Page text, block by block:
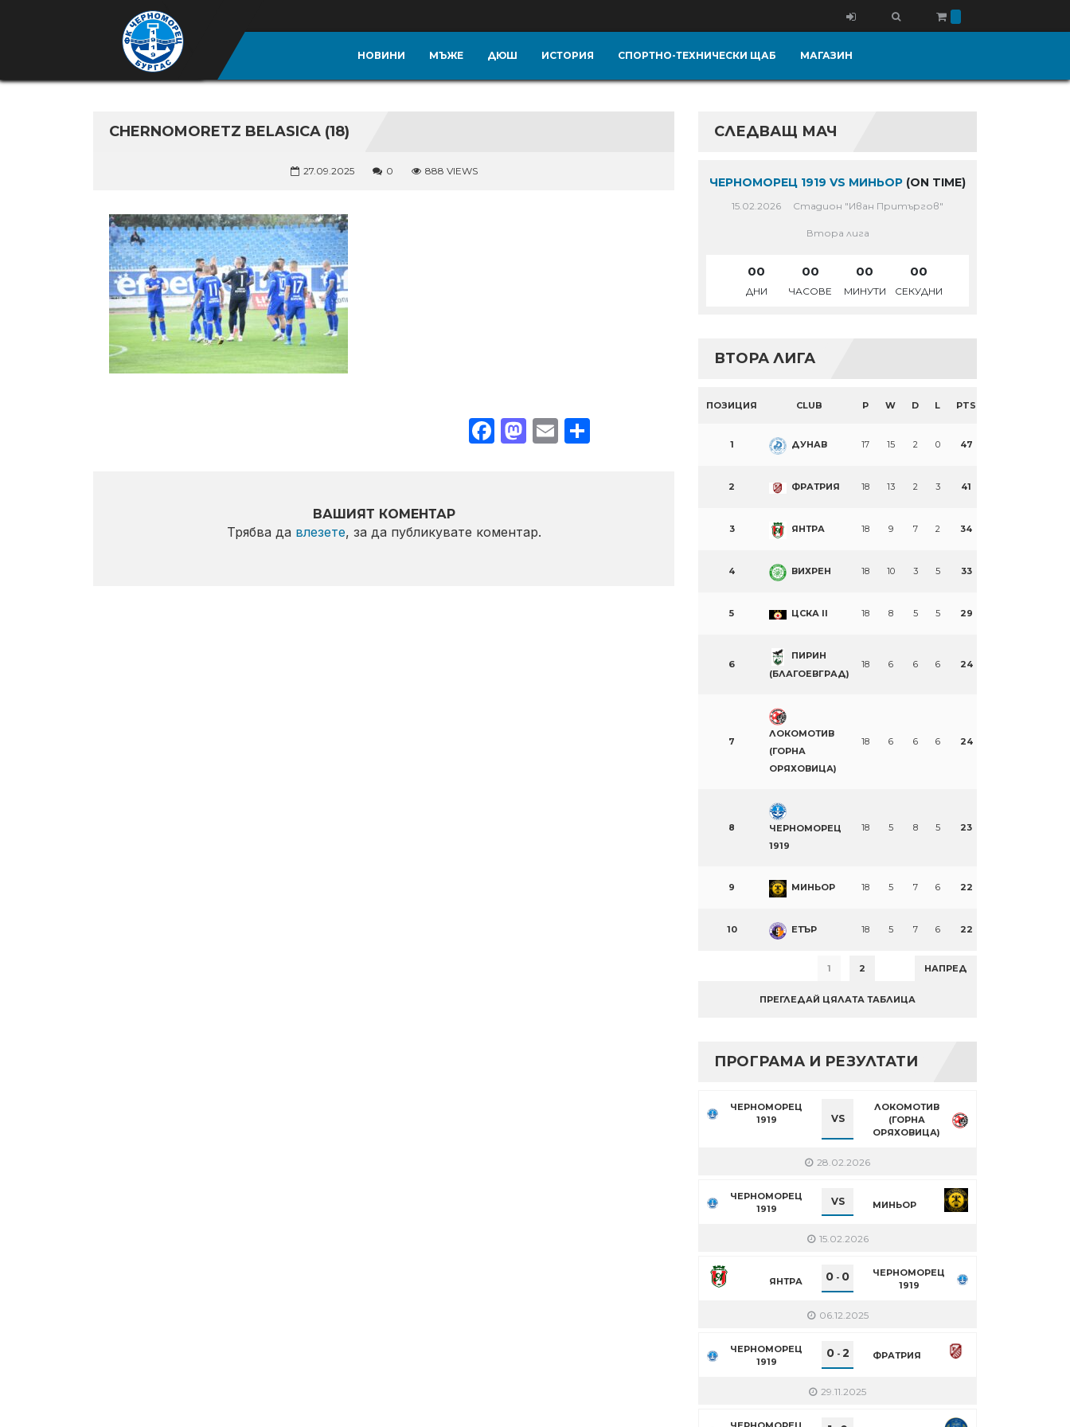
НОВИНИ МЪЖЕ ДЮШ ИСТОРИЯ СПОРТНО-ТЕХНИЧЕСКИ ЩАБ МАГАЗИН
CHERNOMORETZ BELASICA (18)
27.09.2025 0 888 VIEWS
Facebook
Mastodon
EmailShare
ВАШИЯТ КОМЕНТАР
Трябва да влезете, за да публикувате коментар.
СЛЕДВАЩ МАЧ
ЧЕРНОМОРЕЦ 1919 VS МИНЬОР (ON TIME)
15.02.2026 Стадион "Иван Притъргов"
Втора лига
00
ДНИ
00
ЧАСОВЕ
00
МИНУТИ
00
СЕКУДНИ
ВТОРА ЛИГА
ПОЗИЦИЯ CLUB P W D L PTS
1 ДУНАВ 17 15 2 0 47
2 ФРАТРИЯ 18 13 2 3 41
3 ЯНТРА 18 9 7 2 34
4 ВИХРЕН 18 10 3 5 33
5 ЦСКА II 18 8 5 5 29
6
ПИРИН
(БЛАГОЕВГРАД)
18 6 6 6 24
7
ЛОКОМОТИВ
(ГОРНА
ОРЯХОВИЦА)
18 6 6 6 24
8
ЧЕРНОМОРЕЦ
1919
18 5 8 5 23
9 МИНЬОР 18 5 7 6 22
10 ЕТЪР 18 5 7 6 22
1 2 НАПРЕД
ПРЕГЛЕДАЙ ЦЯЛАТА ТАБЛИЦА
ПРОГРАМА И РЕЗУЛТАТИ
ЧЕРНОМОРЕЦ
1919
VS
ЛОКОМОТИВ
(ГОРНА
ОРЯХОВИЦА)
28.02.2026
ЧЕРНОМОРЕЦ
1919
VS МИНЬОР
15.02.2026
ЯНТРА 0 - 0
ЧЕРНОМОРЕЦ
1919
06.12.2025
ЧЕРНОМОРЕЦ
1919
0- 2 ФРАТРИЯ
29.11.2025